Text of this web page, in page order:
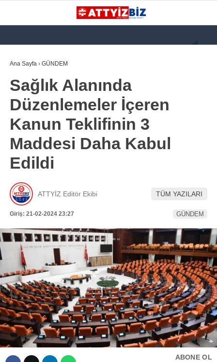
WhatsApp İhbar
Facebook
Instagram
Youtube
KATEGORİLER
GÜNDEM
112 ACİL
KPSS
ATT
STK
İLANLAR
TERCİH ROBOTU
Ana Sayfa › GÜNDEM
Sağlık Alanında
Düzenlemeler İçeren
Kanun Teklifinin 3
Maddesi Daha Kabul
Edildi
ATTYİZ Editör Ekibi TÜM YAZILARI
Giriş: 21-02-2024 23:27 GÜNDEM
ABONE OL